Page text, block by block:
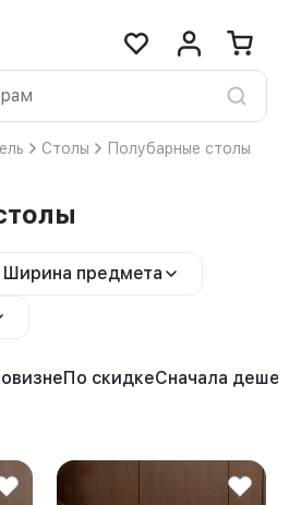
Столы Полубарные столы
Ширина предмета
По скидкеСначала